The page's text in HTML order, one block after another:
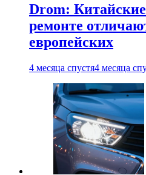
Drom:
ремонте
европейских
4 месяца спустя4 месяца